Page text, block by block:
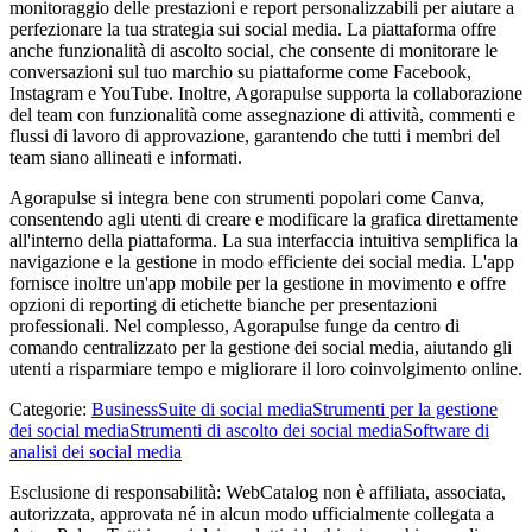
monitoraggio delle prestazioni e report personalizzabili per aiutare a
perfezionare la tua strategia sui social media. La piattaforma offre
anche funzionalità di ascolto social, che consente di monitorare le
conversazioni sul tuo marchio su piattaforme come Facebook,
Instagram e YouTube. Inoltre, Agorapulse supporta la collaborazione
del team con funzionalità come assegnazione di attività, commenti e
flussi di lavoro di approvazione, garantendo che tutti i membri del
team siano allineati e informati.
Agorapulse si integra bene con strumenti popolari come Canva,
consentendo agli utenti di creare e modificare la grafica direttamente
all'interno della piattaforma. La sua interfaccia intuitiva semplifica la
navigazione e la gestione in modo efficiente dei social media. L'app
fornisce inoltre un'app mobile per la gestione in movimento e offre
opzioni di reporting di etichette bianche per presentazioni
professionali. Nel complesso, Agorapulse funge da centro di
comando centralizzato per la gestione dei social media, aiutando gli
utenti a risparmiare tempo e migliorare il loro coinvolgimento online.
Categorie: BusinessSuite di social mediaStrumenti per la gestione
dei social mediaStrumenti di ascolto dei social mediaSoftware di
analisi dei social media
Esclusione di responsabilità: WebCatalog non è affiliata, associata,
autorizzata, approvata né in alcun modo ufficialmente collegata a